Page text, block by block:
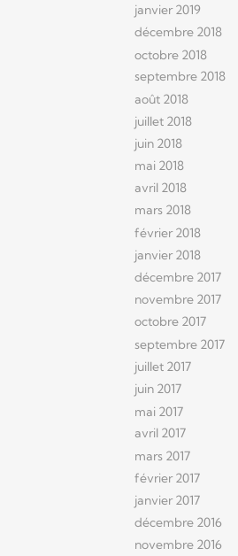
janvier 2019
décembre 2018
octobre 2018
septembre 2018
août 2018
juillet 2018
juin 2018
mai 2018
avril 2018
mars 2018
février 2018
janvier 2018
décembre 2017
novembre 2017
octobre 2017
septembre 2017
juillet 2017
juin 2017
mai 2017
avril 2017
mars 2017
février 2017
janvier 2017
décembre 2016
novembre 2016